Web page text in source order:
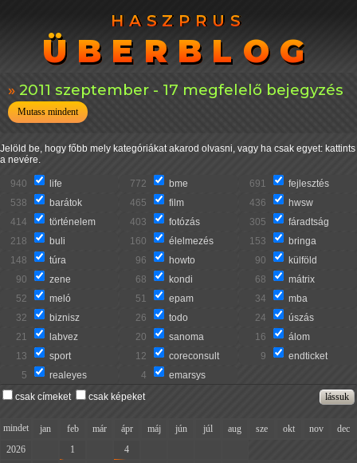
HASZPRUS
ÜBERBLOG
HASZPRUS
ÜBERBLOG
2011 szeptember - 17 megfelelő bejegyzés
Mutass mindent
Jelöld be, hogy főbb mely kategóriákat akarod olvasni, vagy ha csak egyet: kattints
a nevére.
940 life 772 bme 691
fejlesztés
538
barátok 465 film 436
hwsw
414
történelem 403 fotózás 305
fáradtság
218
buli 160 élelmezés 153
bringa
148
túra 96 howto 90
külföld
90
zene 68 kondi 68
mátrix
52
meló 51 epam 34
mba
32
biznisz 26 todo 24
úszás
21
labvez 20 sanoma 16
álom
13
sport 12 coreconsult 9
endticket
5
realeyes 4
emarsys
csak címeket
csak képeket
mindet jan feb már ápr máj jún júl aug sze okt nov
dec
2026
1 4